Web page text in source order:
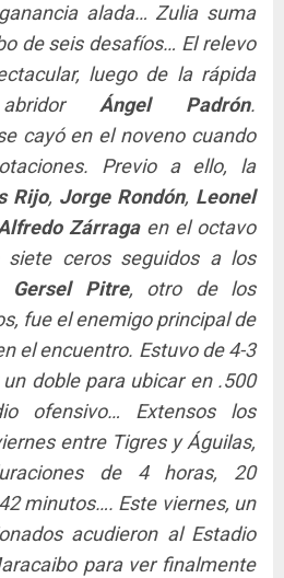
alada… Zulia suma
de seis desafíos… El relevo
luego de la rápida
Ángel Padrón.
cayó en el noveno cuando
Previo a ello, la
Rijo, Jorge Rondón, Leonel
Zárraga en el octavo
siete ceros seguidos a los
Gersel Pitre, otro de los
fue el enemigo principal de
el encuentro. Estuvo de 4-3
doble para ubicar en .500
ofensivo… Extensos los
entre Tigres y Águilas,
de 4 horas, 20
minutos…. Este viernes, un
acudieron al Estadio
para ver finalmente